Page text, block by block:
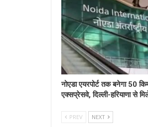
नोएडा एयरपोर्ट तक बनेगा 50
एक्सप्रेसवे, दिल्ली-हरियाणा से
PREV NEXT